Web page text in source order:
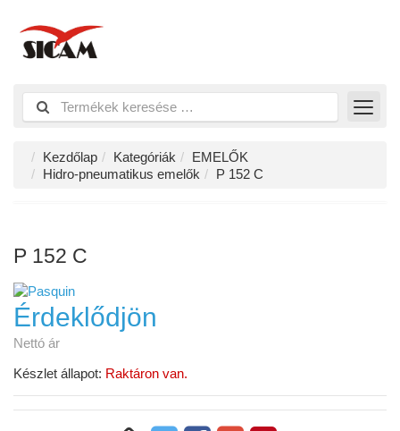
Kezdőlap Kategóriák
EMELŐK
Hidro-pneumatikus emelők
P 152 C
P 152 C
Érdeklődjön
Nettó ár
Készlet állapot: Raktáron van.